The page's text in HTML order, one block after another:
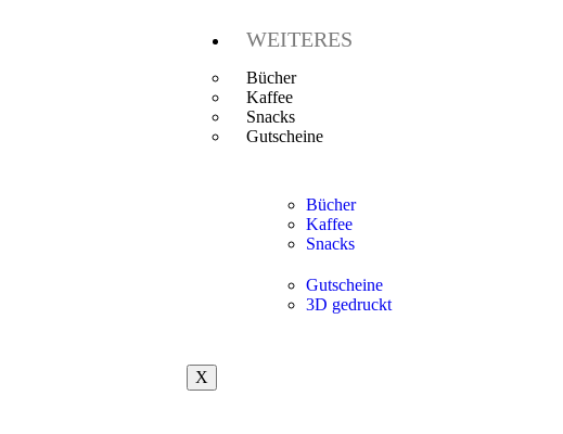
WEITERES
Bücher
Kaffee
Snacks
Gutscheine
Bücher
Kaffee
Snacks
Gutscheine
3D gedruckt
X